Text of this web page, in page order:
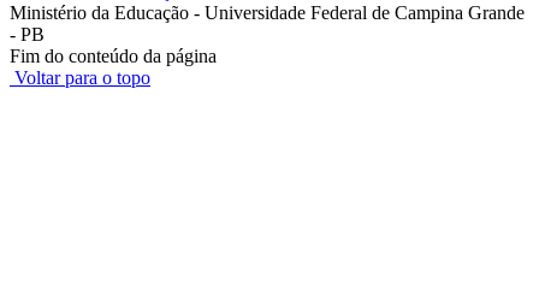
Ministério da Educação - Universidade Federal de Campina Grande
- PB
Fim do conteúdo da página
Voltar para o topo